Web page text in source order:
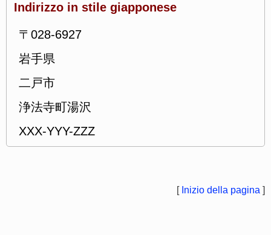
Indirizzo in stile giapponese
〒028-6927
岩手県
二戸市
浄法寺町湯沢
XXX-YYY-ZZZ
[ Inizio della pagina ]